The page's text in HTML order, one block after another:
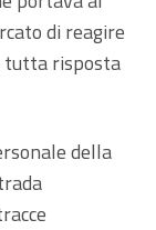
di reagire
tutta risposta
della